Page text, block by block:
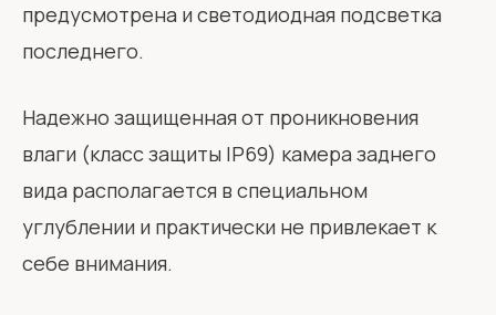
предусмотрена и светодиодная подсветка
последнего.
Надежно защищенная от проникновения
влаги (класс защиты IP69) камера заднего
вида располагается в специальном
углублении и практически не привлекает к
себе внимания.